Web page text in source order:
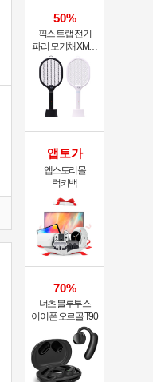
50%
픽스 트랩 전기
파리 모기채 XMR-
301
앱토가
앱스토리몰
럭키백
70%
너츠 블루투스
이어폰 오르골 T90